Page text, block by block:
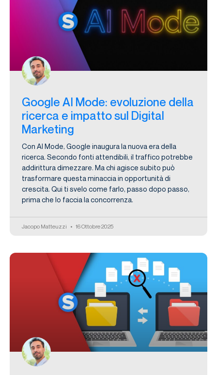
Google AI Mode: evoluzione della
ricerca e impatto sul Digital
Marketing
Con AI Mode, Google inaugura la nuova era della
ricerca. Secondo fonti attendibili, il traffico potrebbe
addirittura dimezzare. Ma chi agisce subito può
trasformare questa minaccia in opportunità di
crescita. Qui ti svelo come farlo, passo dopo passo,
prima che lo faccia la concorrenza.
Jacopo Matteuzzi 16 Ottobre 2025